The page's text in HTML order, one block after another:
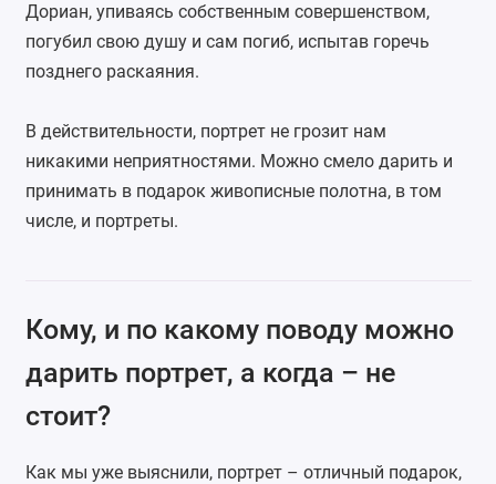
Дориан, упиваясь собственным совершенством,
погубил свою душу и сам погиб, испытав горечь
позднего раскаяния.
В действительности, портрет не грозит нам
никакими неприятностями. Можно смело дарить и
принимать в подарок живописные полотна, в том
числе, и портреты.
Кому, и по какому поводу можно
дарить портрет, а когда – не
стоит?
Как мы уже выяснили, портрет – отличный подарок,